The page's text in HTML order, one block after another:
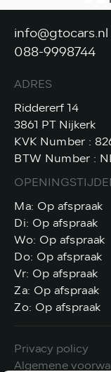
info@gtocars.nl
088-9998744
ADRES
Riddererf 14
3861 PT Nijkerk
KVK Number :
BTW Number :
Ma: Op afspraak
Di: Op afspraak
Wo: Op afspraak
Do: Op afspraak
Vr: Op afspraak
Za: Op afspraak
Zo: Op afspraak
Privacy policy
Algemene